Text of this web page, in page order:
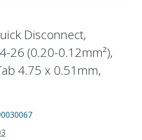
Disconnect,
26 (0.20-0.12mm²),
4.75 x 0.51mm,